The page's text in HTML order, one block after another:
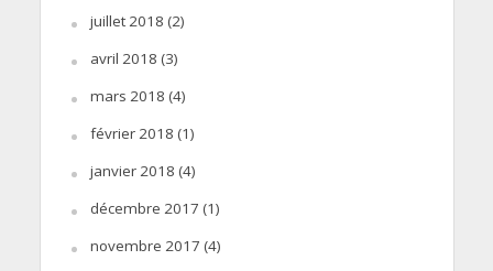
juillet 2018 (2)
avril 2018 (3)
mars 2018 (4)
février 2018 (1)
janvier 2018 (4)
décembre 2017 (1)
novembre 2017 (4)